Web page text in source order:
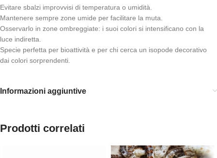
Evitare sbalzi improvvisi di temperatura o umidità.
Mantenere sempre zone umide per facilitare la muta.
Osservarlo in zone ombreggiate: i suoi colori si intensificano con la
luce indiretta.
Specie perfetta per bioattività e per chi cerca un isopode decorativo
dai colori sorprendenti.
Informazioni aggiuntive
Prodotti correlati